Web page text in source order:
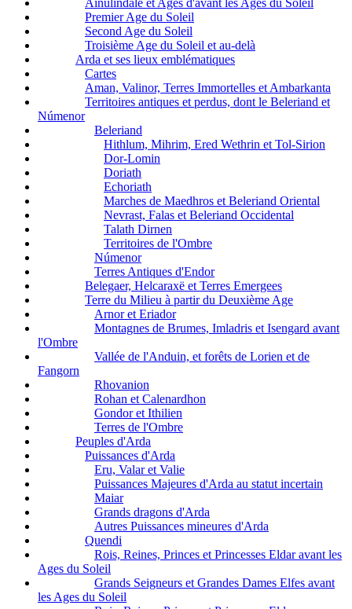
Premier Age du Soleil
Second Age du Soleil
Troisième Age du Soleil et au-delà
Arda et ses lieux emblématiques
Cartes
Aman, Valinor, Terres Immortelles et Ambarkanta
Territoires antiques et perdus, dont le Beleriand et
Númenor
Beleriand
Hithlum, Mihrim, Ered Wethrin et Tol-Sirion
Dor-Lomin
Doriath
Echoriath
Marches de Maedhros et Beleriand Oriental
Nevrast, Falas et Beleriand Occidental
Talath Dirnen
Territoires de l'Ombre
Númenor
Terres Antiques d'Endor
Belegaer, Helcaraxë et Terres Emergees
Terre du Milieu à partir du Deuxième Age
Arnor et Eriador
Montagnes de Brumes, Imladris et Isengard avant
l'Ombre
Vallée de l'Anduin, et forêts de Lorien et de
Fangorn
Rhovanion
Rohan et Calenardhon
Gondor et Ithilien
Terres de l'Ombre
Peuples d'Arda
Puissances d'Arda
Eru, Valar et Valie
Puissances Majeures d'Arda au statut incertain
Maiar
Grands dragons d'Arda
Autres Puissances mineures d'Arda
Quendi
Rois, Reines, Princes et Princesses Eldar avant les
Ages du Soleil
Grands Seigneurs et Grandes Dames Elfes avant
les Ages du Soleil